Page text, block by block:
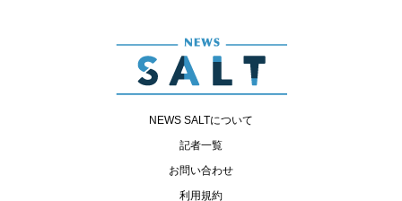
NEWS SALTについて
記者一覧
お問い合わせ
利用規約